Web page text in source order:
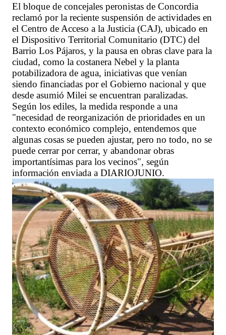
El bloque de concejales peronistas de Concordia
reclamó por la reciente suspensión de actividades en
el Centro de Acceso a la Justicia (CAJ), ubicado en
el Dispositivo Territorial Comunitario (DTC) del
Barrio Los Pájaros, y la pausa en obras clave para la
ciudad, como la costanera Nebel y la planta
potabilizadora de agua, iniciativas que venían
siendo financiadas por el Gobierno nacional y que
desde asumió Milei se encuentran paralizadas.
Según los ediles, la medida responde a una
"necesidad de reorganización de prioridades en un
contexto económico complejo, entendemos que
algunas cosas se pueden ajustar, pero no todo, no se
puede cerrar por cerrar, y abandonar obras
importantísimas para los vecinos", según
información enviada a DIARIOJUNIO.